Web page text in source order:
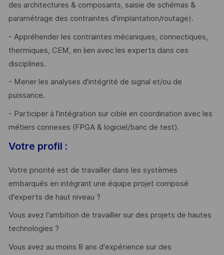
des architectures & composants, saisie de schémas &
paramétrage des contraintes d'implantation/routage).
- Appréhender les contraintes mécaniques, connectiques,
thermiques, CEM, en lien avec les experts dans ces
disciplines.
- Mener les analyses d'intégrité de signal et/ou de
puissance.
- Participer à l’intégration sur cible en coordination avec les
métiers connexes (FPGA & logiciel/banc de test).
Votre profil :
Votre priorité est de travailler dans les systèmes
embarqués en intégrant une équipe projet composé
d'experts de haut niveau ?
Vous avez l'ambition de travailler sur des projets de hautes
technologies ?
Vous avez au moins 8 ans d'expérience sur des